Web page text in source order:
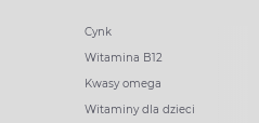
Cynk
Witamina B12
Kwasy omega
Witaminy dla dzieci